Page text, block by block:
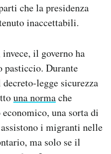
che la presidenza
inaccettabili.
il governo ha
pasticcio. Durante
legge sicurezza
una normache
una sorta di
i migranti nelle
ma solo se il